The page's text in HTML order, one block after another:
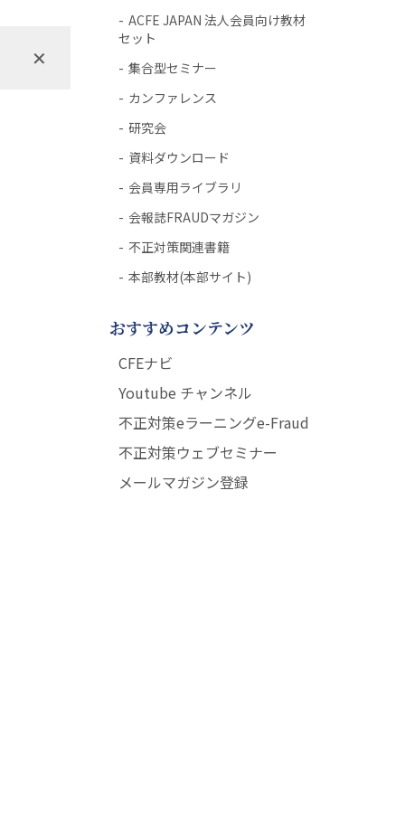
✕
ACFE JAPAN 法人会員向け教材
セット
集合型セミナー
カンファレンス
研究会
資料ダウンロード
会員専用ライブラリ
会報誌FRAUDマガジン
不正対策関連書籍
本部教材(本部サイト)
おすすめコンテンツ
CFEナビ
Youtube チャンネル
不正対策eラーニングe-Fraud
不正対策ウェブセミナー
メールマガジン登録